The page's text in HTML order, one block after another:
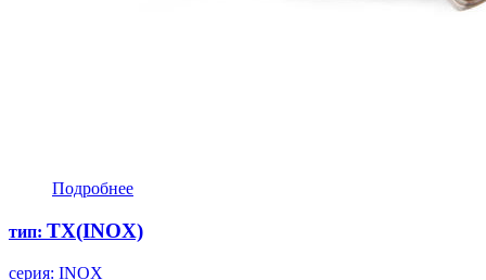
Подробнее
тип: ТХ(INOX)
серия: INOX